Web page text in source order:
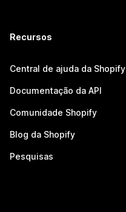
Recursos
Central de ajuda da Shopify
Documentação da API
Comunidade Shopify
Blog da Shopify
Pesquisas